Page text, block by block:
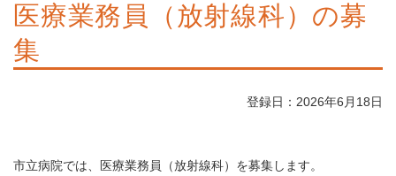
医療業務員（放射線科）の募
集
登録日：2026年6月18日
市立病院では、医療業務員（放射線科）を募集します。